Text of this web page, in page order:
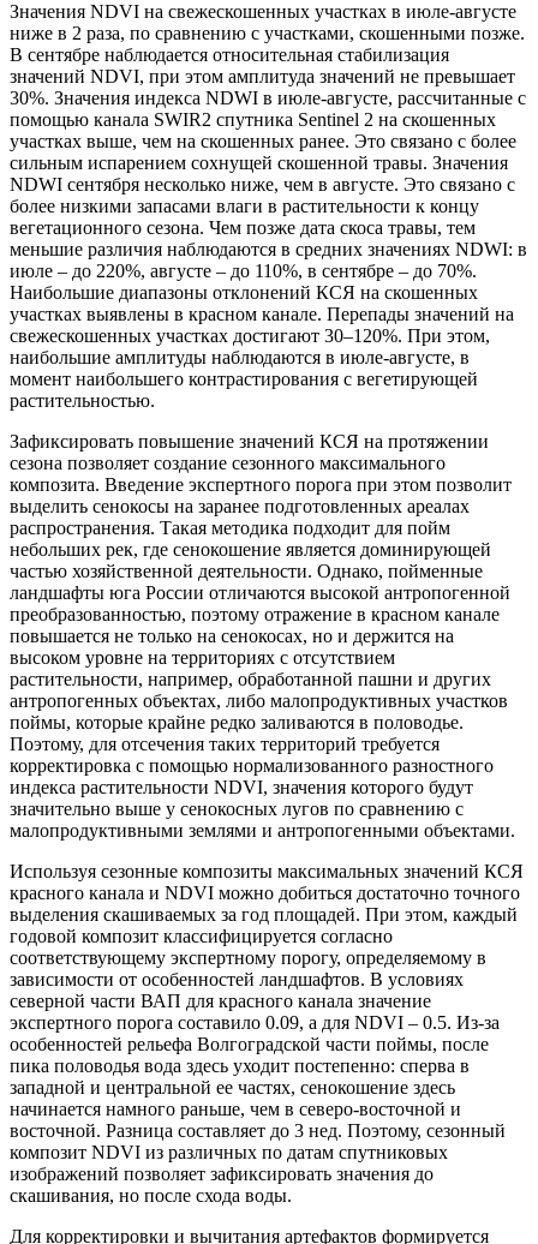
Значения NDVI на свежескошенных участках в июле-августе
ниже в 2 раза, по сравнению с участками, скошенными позже.
В сентябре наблюдается относительная стабилизация
значений NDVI, при этом амплитуда значений не превышает
30%. Значения индекса NDWI в июле-августе, рассчитанные с
помощью канала SWIR2 спутника Sentinel 2 на скошенных
участках выше, чем на скошенных ранее. Это связано с более
сильным испарением сохнущей скошенной травы. Значения
NDWI сентября несколько ниже, чем в августе. Это связано с
более низкими запасами влаги в растительности к концу
вегетационного сезона. Чем позже дата скоса травы, тем
меньшие различия наблюдаются в средних значениях NDWI: в
июле – до 220%, августе – до 110%, в сентябре – до 70%.
Наибольшие диапазоны отклонений КСЯ на скошенных
участках выявлены в красном канале. Перепады значений на
свежескошенных участках достигают 30–120%. При этом,
наибольшие амплитуды наблюдаются в июле-августе, в
момент наибольшего контрастирования с вегетирующей
растительностью.
Зафиксировать повышение значений КСЯ на протяжении
сезона позволяет создание сезонного максимального
композита. Введение экспертного порога при этом позволит
выделить сенокосы на заранее подготовленных ареалах
распространения. Такая методика подходит для пойм
небольших рек, где сенокошение является доминирующей
частью хозяйственной деятельности. Однако, пойменные
ландшафты юга России отличаются высокой антропогенной
преобразованностью, поэтому отражение в красном канале
повышается не только на сенокосах, но и держится на
высоком уровне на территориях с отсутствием
растительности, например, обработанной пашни и других
антропогенных объектах, либо малопродуктивных участков
поймы, которые крайне редко заливаются в половодье.
Поэтому, для отсечения таких территорий требуется
корректировка с помощью нормализованного разностного
индекса растительности NDVI, значения которого будут
значительно выше у сенокосных лугов по сравнению с
малопродуктивными землями и антропогенными объектами.
Используя сезонные композиты максимальных значений КСЯ
красного канала и NDVI можно добиться достаточно точного
выделения скашиваемых за год площадей. При этом, каждый
годовой композит классифицируется согласно
соответствующему экспертному порогу, определяемому в
зависимости от особенностей ландшафтов. В условиях
северной части ВАП для красного канала значение
экспертного порога составило 0.09, а для NDVI – 0.5. Из-за
особенностей рельефа Волгоградской части поймы, после
пика половодья вода здесь уходит постепенно: сперва в
западной и центральной ее частях, сенокошение здесь
начинается намного раньше, чем в северо-восточной и
восточной. Разница составляет до 3 нед. Поэтому, сезонный
композит NDVI из различных по датам спутниковых
изображений позволяет зафиксировать значения до
скашивания, но после схода воды.
Для корректировки и вычитания артефактов формируется